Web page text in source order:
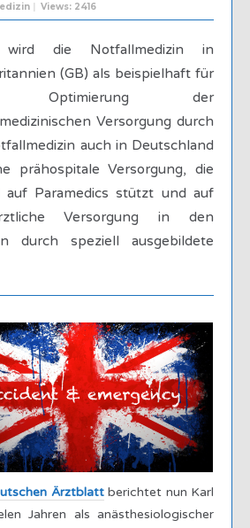
Views: 2416
wird die Notfallmedizin in
(GB) als beispielhaft für
Optimierung der
Versorgung durch
auch in Deutschland
prähospitale Versorgung, die
auf Paramedics stützt und auf
Versorgung in den
durch speziell ausgebildete
Ärztblattberichtet nun Karl
Jahren als anästhesiologischer